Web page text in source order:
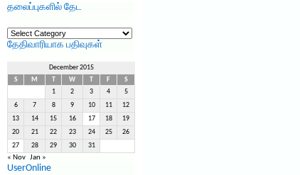
தலைப்புகளில் தேட
தலைப்புகளில்
தேட
தேதிவாரியாக பதிவுகள்
December 2015
S
M W F
S
1
2 3 4 5
6 7 8 9 10 11 12
13 14 15 16 17 18 19
20 21 22 23 24 25 26
27 28 29 30 31
« Nov Jan »
UserOnline